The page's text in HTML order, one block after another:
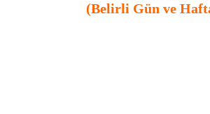
(Belirli Gün ve